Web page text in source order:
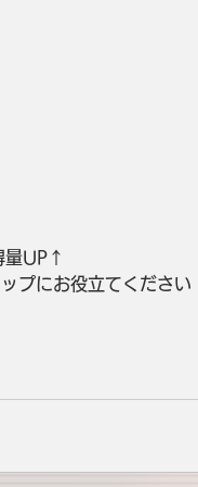
量UP↑
プにお役立てくださ